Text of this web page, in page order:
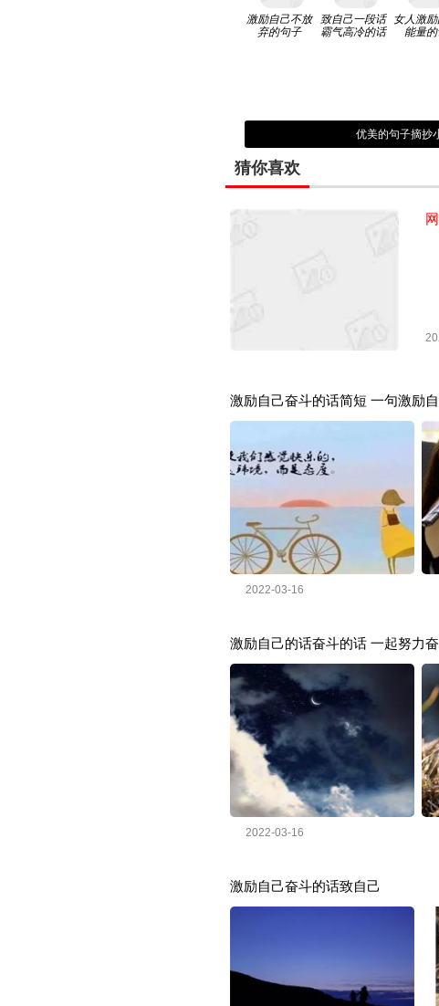
激励自己不放
弃的句子
致自己一段话
霸气高冷的话
女人激
能量
优美的句子摘抄
猜你喜欢
激励自己奋斗的话简短 一句激励
2022-03-16
激励自己的话奋斗的话 一起努力
2022-03-16
激励自己奋斗的话致自己